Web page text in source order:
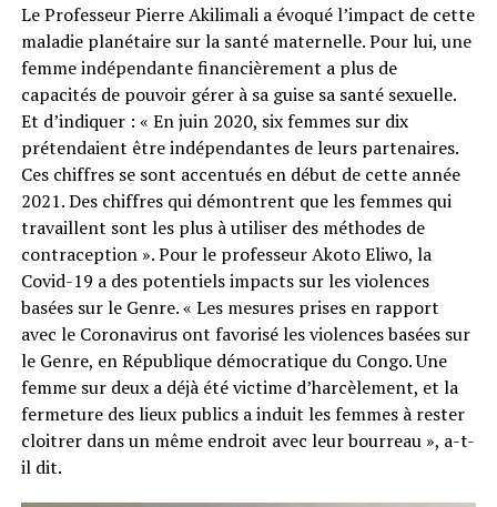
Le Professeur Pierre Akilimali a évoqué l’impact de cette
maladie planétaire sur la santé maternelle. Pour lui, une
femme indépendante financièrement a plus de
capacités de pouvoir gérer à sa guise sa santé sexuelle.
Et d’indiquer : « En juin 2020, six femmes sur dix
prétendaient être indépendantes de leurs partenaires.
Ces chiffres se sont accentués en début de cette année
2021. Des chiffres qui démontrent que les femmes qui
travaillent sont les plus à utiliser des méthodes de
contraception ». Pour le professeur Akoto Eliwo, la
Covid-19 a des potentiels impacts sur les violences
basées sur le Genre. « Les mesures prises en rapport
avec le Coronavirus ont favorisé les violences basées sur
le Genre, en République démocratique du Congo. Une
femme sur deux a déjà été victime d’harcèlement, et la
fermeture des lieux publics a induit les femmes à rester
cloitrer dans un même endroit avec leur bourreau », a-t-
il dit.